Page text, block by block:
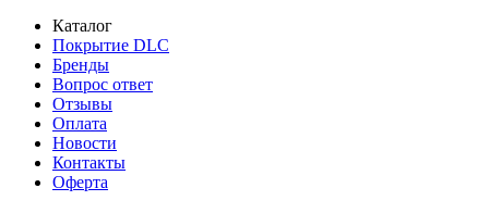
Каталог
Покрытие DLC
Бренды
Вопрос ответ
Отзывы
Оплата
Новости
Контакты
Оферта